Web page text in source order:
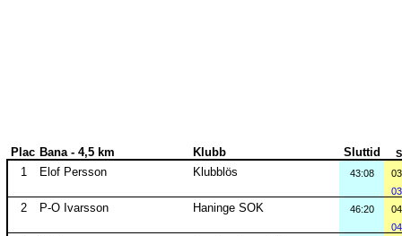
Plac Bana - 4,5 km Klubb Sluttid
1 Elof Persson Klubblös 43:08
2 P-O Ivarsson Haninge SOK 46:20